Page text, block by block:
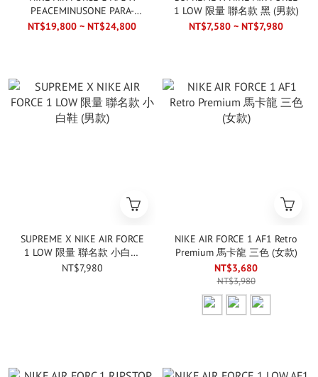
PEACEMINUSONE PARA-
NOISE 2.0 G-DRAGON GD 權
NT$19,800 ~ NT$24,800
1 LOW 限量 聯名款 黑 (男款)
NT$7,580 ~ NT$7,980
SUPREME X NIKE AIR FORCE
1 LOW 限量 聯名款 小白鞋
(男款)
NT$7,980
NIKE AIR FORCE 1 AF1 Retro
Premium 馬卡龍 三色 (女款)
NT$3,680
NT$3,980